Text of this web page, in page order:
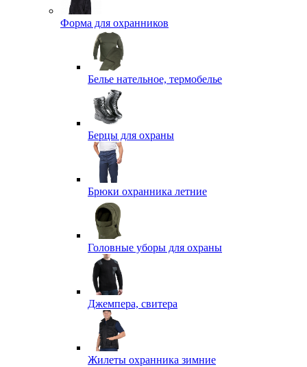
Форма для охранников
Белье нательное, термобелье
Берцы для охраны
Брюки охранника летние
Головные уборы для охраны
Джемпера, свитера
Жилеты охранника зимние